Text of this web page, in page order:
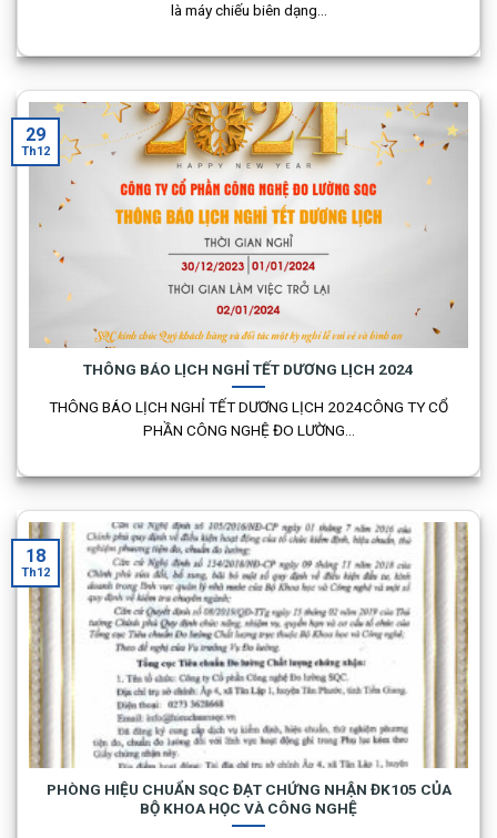
là máy chiếu biên dạng...
THÔNG BÁO LỊCH NGHỈ TẾT DƯƠNG LỊCH 2024
THÔNG BÁO LỊCH NGHỈ TẾT DƯƠNG LỊCH 2024CÔNG TY CỔ
PHẦN CÔNG NGHỆ ĐO LƯỜNG...
29
Th12
PHÒNG HIỆU CHUẨN SQC ĐẠT CHỨNG NHẬN ĐK105 CỦA
BỘ KHOA HỌC VÀ CÔNG NGHỆ
18
Th12